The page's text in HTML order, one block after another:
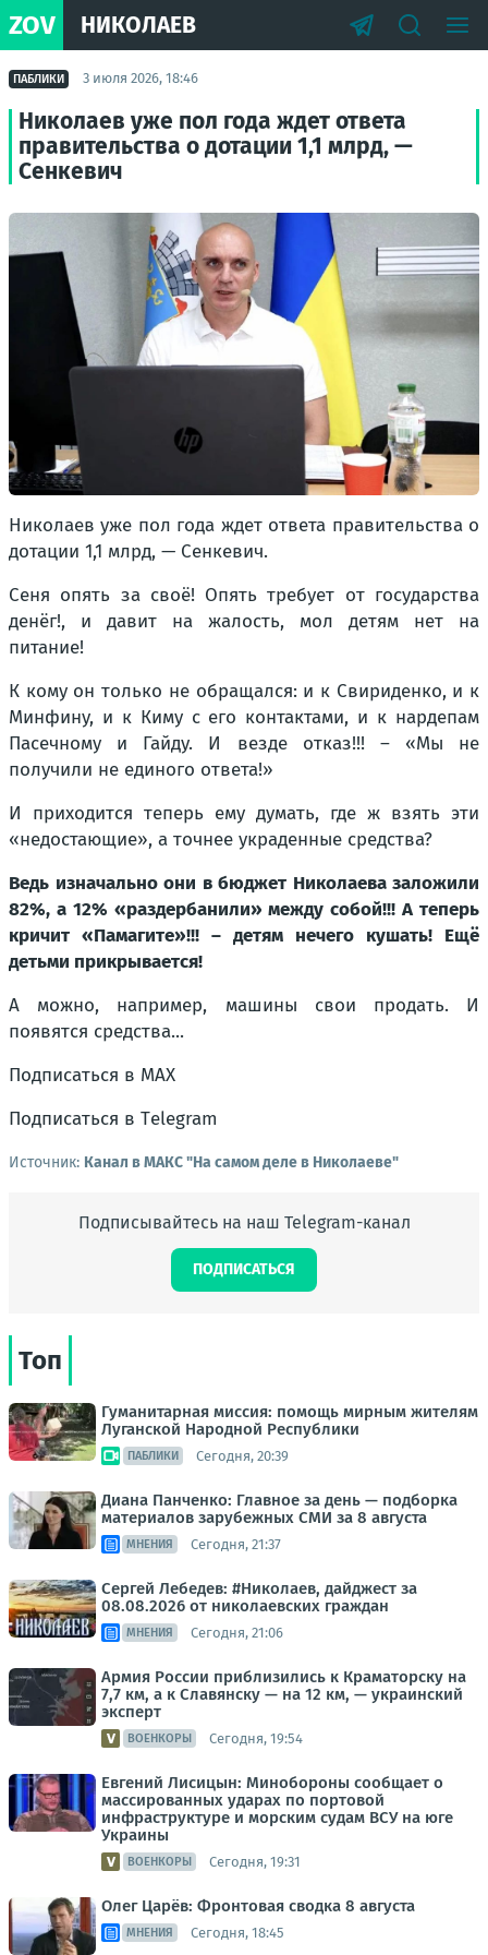
ZOV НИКОЛАЕВ
ПАБЛИКИ 3 июля 2026, 18:46
Николаев уже пол года ждет ответа
правительства о дотации 1,1 млрд, —
Сенкевич
Николаев уже пол года ждет ответа правительства о
дотации 1,1 млрд, — Сенкевич.
Сеня опять за своё! Опять требует от государства
денёг!, и давит на жалость, мол детям нет на
питание!
К кому он только не обращался: и к Свириденко, и к
Минфину, и к Киму с его контактами, и к нардепам
Пасечному и Гайду. И везде отказ!!! – «Мы не
получили не единого ответа!»
И приходится теперь ему думать, где ж взять эти
«недостающие», а точнее украденные средства?
Ведь изначально они в бюджет Николаева заложили
82%, а 12% «раздербанили» между собой!!! А теперь
кричит «Памагите»!!! – детям нечего кушать! Ещё
детьми прикрывается!
А можно, например, машины свои продать. И
появятся средства...
Подписаться в МАХ
Подписаться в Тelegram
Источник: Канал в МАКС "На самом деле в Николаеве"
Подписывайтесь на наш Telegram-канал
ПОДПИСАТЬСЯ
Топ
Гуманитарная миссия: помощь мирным жителям
Луганской Народной Республики
ПАБЛИКИ Сегодня, 20:39
Диана Панченко: Главное за день — подборка
материалов зарубежных СМИ за 8 августа
МНЕНИЯ Сегодня, 21:37
Сергей Лебедев: #Николаев, дайджест за
08.08.2026 от николаевских граждан
МНЕНИЯ Сегодня, 21:06
Армия России приблизились к Краматорску на
7,7 км, а к Славянску — на 12 км, — украинский
эксперт
ВОЕНКОРЫ Сегодня, 19:54
Евгений Лисицын: Минобороны сообщает о
массированных ударах по портовой
инфраструктуре и морским судам ВСУ на юге
Украины
ВОЕНКОРЫ Сегодня, 19:31
Олег Царёв: Фронтовая сводка 8 августа
МНЕНИЯ Сегодня, 18:45